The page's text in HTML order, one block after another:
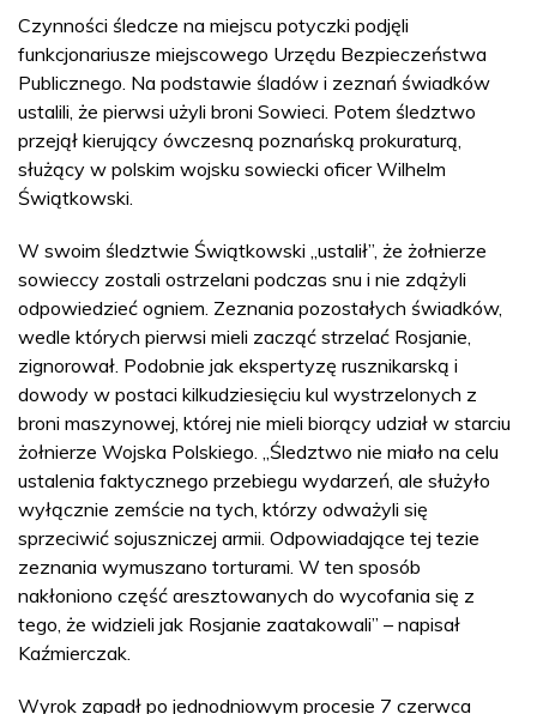
Czynności śledcze na miejscu potyczki podjęli
funkcjonariusze miejscowego Urzędu Bezpieczeństwa
Publicznego. Na podstawie śladów i zeznań świadków
ustalili, że pierwsi użyli broni Sowieci. Potem śledztwo
przejął kierujący ówczesną poznańską prokuraturą,
służący w polskim wojsku sowiecki oficer Wilhelm
Świątkowski.
W swoim śledztwie Świątkowski „ustalił”, że żołnierze
sowieccy zostali ostrzelani podczas snu i nie zdążyli
odpowiedzieć ogniem. Zeznania pozostałych świadków,
wedle których pierwsi mieli zacząć strzelać Rosjanie,
zignorował. Podobnie jak ekspertyzę rusznikarską i
dowody w postaci kilkudziesięciu kul wystrzelonych z
broni maszynowej, której nie mieli biorący udział w starciu
żołnierze Wojska Polskiego. „Śledztwo nie miało na celu
ustalenia faktycznego przebiegu wydarzeń, ale służyło
wyłącznie zemście na tych, którzy odważyli się
sprzeciwić sojuszniczej armii. Odpowiadające tej tezie
zeznania wymuszano torturami. W ten sposób
nakłoniono część aresztowanych do wycofania się z
tego, że widzieli jak Rosjanie zaatakowali” – napisał
Kaźmierczak.
Wyrok zapadł po jednodniowym procesie 7 czerwca